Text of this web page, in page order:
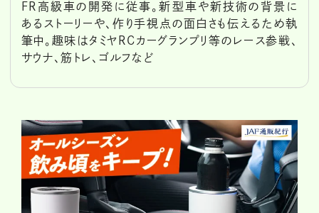
FR高級車の開発に従事。新型車や新技術の背景に
あるストーリーや、作り手視点の面白さも伝えるため執
筆中。趣味はタミヤRCカーグランプリ等のレース参戦、
サウナ、筋トレ、ゴルフなど